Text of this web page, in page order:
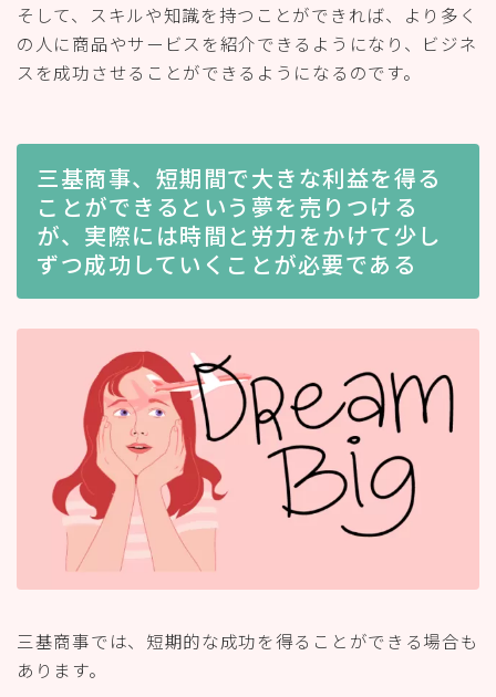
そして、スキルや知識を持つことができれば、より多く
の人に商品やサービスを紹介できるようになり、ビジネ
スを成功させることができるようになるのです。
三基商事、短期間で大きな利益を得る
ことができるという夢を売りつける
が、実際には時間と労力をかけて少し
ずつ成功していくことが必要である
三基商事では、短期的な成功を得ることができる場合も
あります。